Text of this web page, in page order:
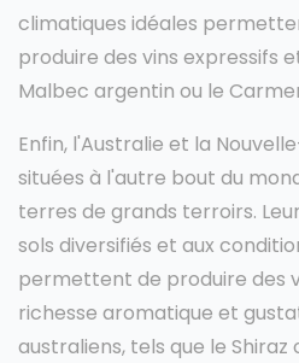
climatiques idéales
produire des vins expressifs
Malbec argentin ou le
Enfin, l'Australie et la
situées à l'autre bout du
terres de grands terroirs.
sols diversifiés et aux
permettent de produire des
richesse aromatique et
australiens, tels que le